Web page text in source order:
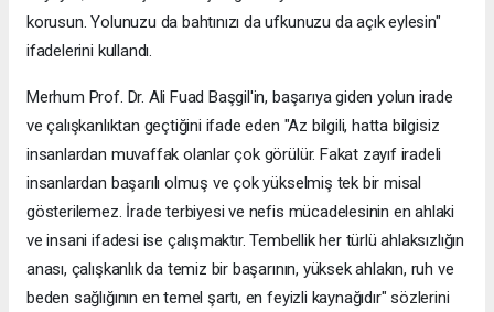
korusun. Yolunuzu da bahtınızı da ufkunuzu da açık eylesin"
ifadelerini kullandı.
Merhum Prof. Dr. Ali Fuad Başgil'in, başarıya giden yolun irade
ve çalışkanlıktan geçtiğini ifade eden "Az bilgili, hatta bilgisiz
insanlardan muvaffak olanlar çok görülür. Fakat zayıf iradeli
insanlardan başarılı olmuş ve çok yükselmiş tek bir misal
gösterilemez. İrade terbiyesi ve nefis mücadelesinin en ahlaki
ve insani ifadesi ise çalışmaktır. Tembellik her türlü ahlaksızlığın
anası, çalışkanlık da temiz bir başarının, yüksek ahlakın, ruh ve
beden sağlığının en temel şartı, en feyizli kaynağıdır" sözlerini